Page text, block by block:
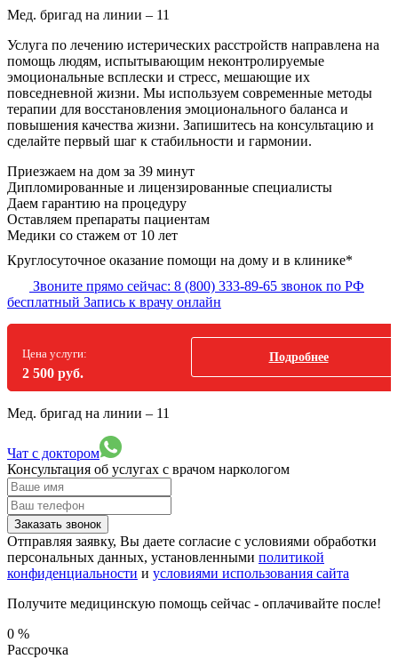
Мед. бригад на линии – 11
Услуга по лечению истерических расстройств направлена на
помощь людям, испытывающим неконтролируемые
эмоциональные всплески и стресс, мешающие их
повседневной жизни. Мы используем современные методы
терапии для восстановления эмоционального баланса и
повышения качества жизни. Запишитесь на консультацию и
сделайте первый шаг к стабильности и гармонии.
Приезжаем на дом за 39 минут
Дипломированные и лицензированные специалисты
Даем гарантию на процедуру
Оставляем препараты пациентам
Медики со стажем от 10 лет
Круглосуточное оказание помощи на дому и в клинике*
Звоните прямо сейчас: 8 (800) 333-89-65 звонок по РФ
бесплатный Запись к врачу онлайн
Цена услуги:
2 500 руб.
Подробнее
Мед. бригад на линии – 11
Чат с доктором
Консультация об услугах с врачом наркологом
Заказать звонок
Отправляя заявку, Вы даете согласие с условиями обработки
персональных данных, установленными политикой
конфиденциальности и условиями использования сайта
Получите медицинскую помощь сейчас - оплачивайте после!
0 %
Рассрочка